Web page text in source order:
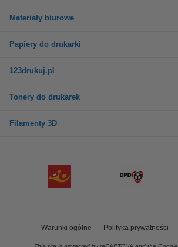
Materiały biurowe
Papiery do drukarki
123drukuj.pl
Tonery do drukarek
Filamenty 3D
Warunki ogólne Polityka prywatności